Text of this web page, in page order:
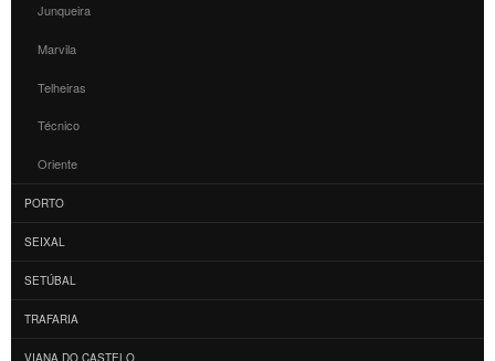
Junqueira
Marvila
Telheiras
Técnico
Oriente
PORTO
SEIXAL
SETÚBAL
TRAFARIA
VIANA DO CASTELO